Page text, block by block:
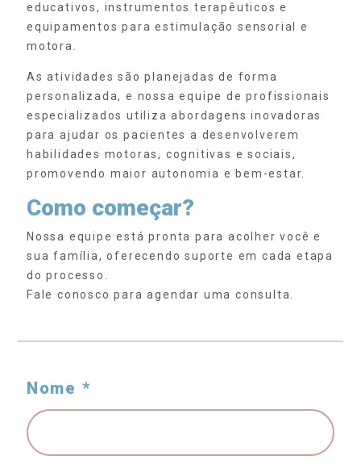
educativos, instrumentos terapêuticos e
equipamentos para estimulação sensorial e
motora.
As atividades são planejadas de forma
personalizada, e nossa equipe de profissionais
especializados utiliza abordagens inovadoras
para ajudar os pacientes a desenvolverem
habilidades motoras, cognitivas e sociais,
promovendo maior autonomia e bem-estar.
Como começar?
Nossa equipe está pronta para acolher você e
sua família, oferecendo suporte em cada etapa
do processo.
Fale conosco para agendar uma consulta.
Nome *